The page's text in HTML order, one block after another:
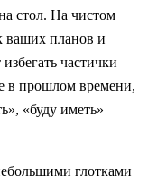
стол. На чистом
ваших планов и
частички
в прошлом времени,
«буду иметь»
глотками